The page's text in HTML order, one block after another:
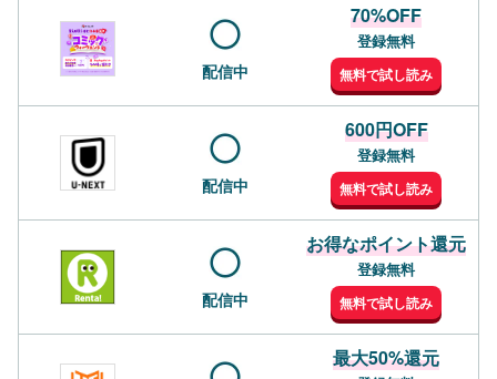
配信中
70%OFF
登録無料
無料で試し読み
配信中
600円OFF
登録無料
無料で試し読み
配信中
お得なポイント還元
登録無料
無料で試し読み
最大50%還元